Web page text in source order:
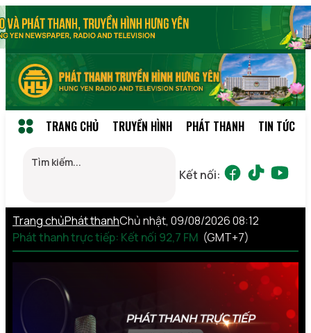
TRANG CHỦ TRUYỀN HÌNH PHÁT THANH TIN TỨC
Kết nối:
Trang chủPhát thanh
Phát thanh trực tiếp: Kết nối 92,7 FM
Chủ nhật, 09/08/2026 08:12
(GMT+7)